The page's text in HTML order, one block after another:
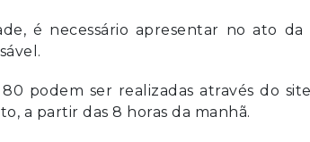
é necessário apresentar no ato
podem ser realizadas através do site
a partir das 8 horas da manhã.